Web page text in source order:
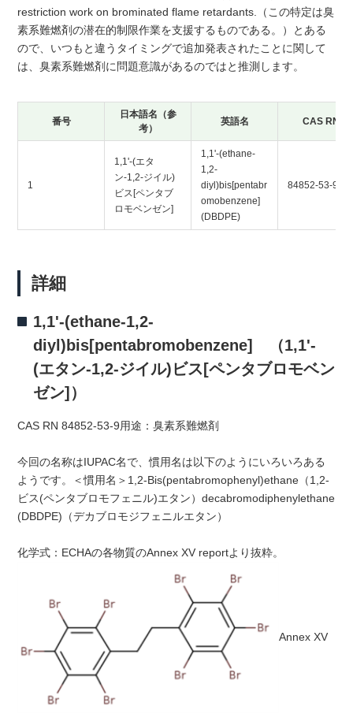
restriction work on brominated flame retardants.（この特定は臭
素系難燃剤の潜在的制限作業を支援するものである。）とある
ので、いつもと違うタイミングで追加発表されたことに関して
は、臭素系難燃剤に問題意識があるのではと推測します。
番号
日本語名（参
考）
英語名 CAS RN
1
1,1'-(エタ
ン-1,2-ジイル)
ビス[ペンタブ
ロモベンゼン]
1,1'-(ethane-
1,2-
diyl)bis[pentabr
omobenzene]
(DBDPE)
84852-53-9
詳細
1,1'-(ethane-1,2-
diyl)bis[pentabromobenzene] （1,1'-
(エタン-1,2-ジイル)ビス[ペンタブロモベン
ゼン]）
CAS RN 84852-53-9用途：臭素系難燃剤
今回の名称はIUPAC名で、慣用名は以下のようにいろいろある
ようです。＜慣用名＞1,2-Bis(pentabromophenyl)ethane（1,2-
ビス(ペンタブロモフェニル)エタン）decabromodiphenylethane
(DBDPE)（デカブロモジフェニルエタン）
化学式：ECHAの各物質のAnnex XV reportより抜粋。
Annex XV